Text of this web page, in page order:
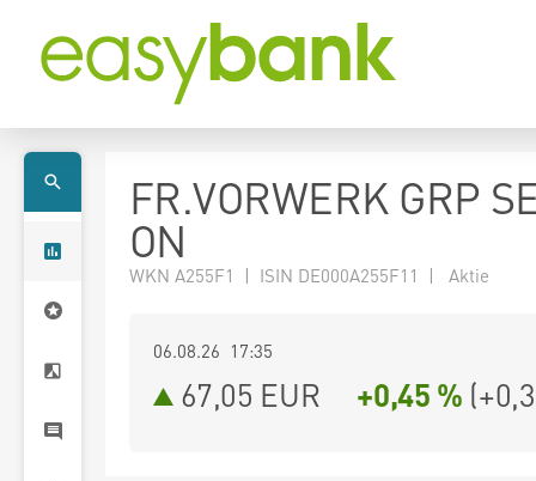
FR.VORWERK GRP
ON
WKN A255F1 | ISIN DE000A255F11 | Aktie
06.08.26 17:35
67,05 EUR +0,45 % (